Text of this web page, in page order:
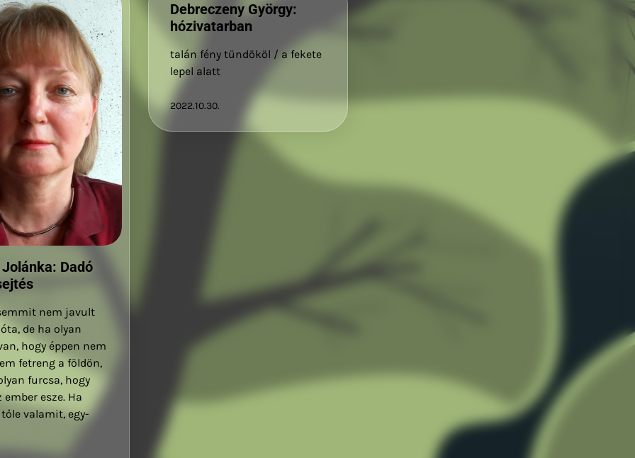
Dadó
nem javult
de ha olyan
hogy éppen nem
fetreng a földön,
furcsa, hogy
ember esze. Ha
valamit, egy-
Debreczeny György:
hózivatarban
talán fény tündököl / a fekete
lepel alatt
2022.10.30.